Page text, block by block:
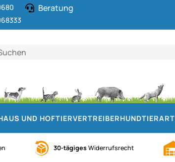
Beratung
UND HOFTIERVERTREIBERHUNDTIERART
30-tägigesWiderrufsrecht